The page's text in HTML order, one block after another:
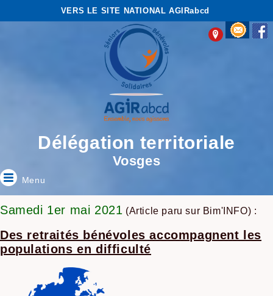
VERS LE SITE NATIONAL AGIRabcd
Délégation territoriale
Vosges
Menu
Samedi 1er mai 2021 (Article paru sur Bim'INFO) :
Des retraités bénévoles accompagnent les
populations en difficulté